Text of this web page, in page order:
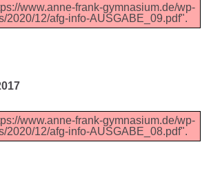
www.anne-frank-gymnasium.de/wp-
2020/12/afg-info-AUSGABE_09.pdf".
www.anne-frank-gymnasium.de/wp-
2020/12/afg-info-AUSGABE_08.pdf".